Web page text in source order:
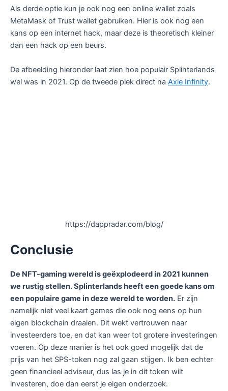
Als derde optie kun je ook nog een online wallet zoals
MetaMask of Trust wallet gebruiken. Hier is ook nog een
kans op een internet hack, maar deze is theoretisch kleiner
dan een hack op een beurs.
De afbeelding hieronder laat zien hoe populair Splinterlands
wel was in 2021. Op de tweede plek direct na Axie Infinity.
https://dappradar.com/blog/
Conclusie
De NFT-gaming wereld is geëxplodeerd in 2021 kunnen
we rustig stellen. Splinterlands heeft een goede kans om
een populaire game in deze wereld te worden. Er zijn
namelijk niet veel kaart games die ook nog eens op hun
eigen blockchain draaien. Dit wekt vertrouwen naar
investeerders toe, en dat kan weer tot grotere investeringen
voeren. Op deze manier is het ook goed mogelijk dat de
prijs van het SPS-token nog zal gaan stijgen. Ik ben echter
geen financieel adviseur, dus las je in dit token wilt
investeren, doe dan eerst je eigen onderzoek.